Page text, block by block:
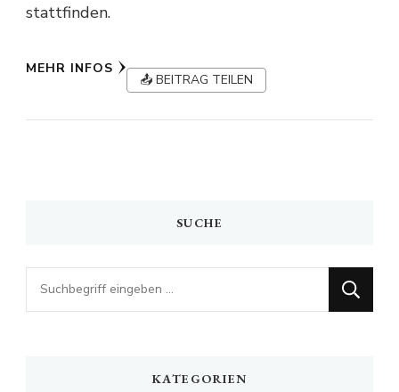
stattfinden.
MEHR INFOS
📤 BEITRAG TEILEN
SUCHE
Looking
for
KATEGORIEN